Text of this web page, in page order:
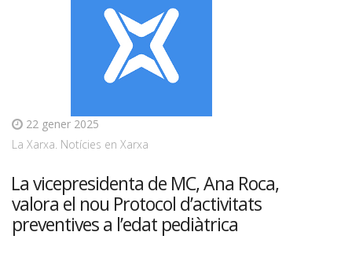
22 gener 2025
La Xarxa. Notícies en Xarxa
La vicepresidenta de MC, Ana Roca,
valora el nou Protocol d’activitats
preventives a l’edat pediàtrica